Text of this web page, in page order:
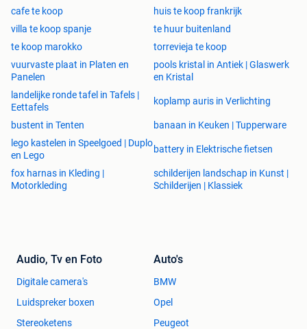
cafe te koop
huis te koop frankrijk
villa te koop spanje
te huur buitenland
te koop marokko
torrevieja te koop
vuurvaste plaat in Platen en
Panelen
pools kristal in Antiek | Glaswerk
en Kristal
landelijke ronde tafel in Tafels |
Eettafels
koplamp auris in Verlichting
bustent in Tenten
banaan in Keuken | Tupperware
lego kastelen in Speelgoed | Duplo
en Lego
battery in Elektrische fietsen
fox harnas in Kleding |
Motorkleding
schilderijen landschap in Kunst |
Schilderijen | Klassiek
Audio, Tv en Foto
Digitale camera's
Luidspreker boxen
Stereoketens
Auto's
BMW
Opel
Peugeot